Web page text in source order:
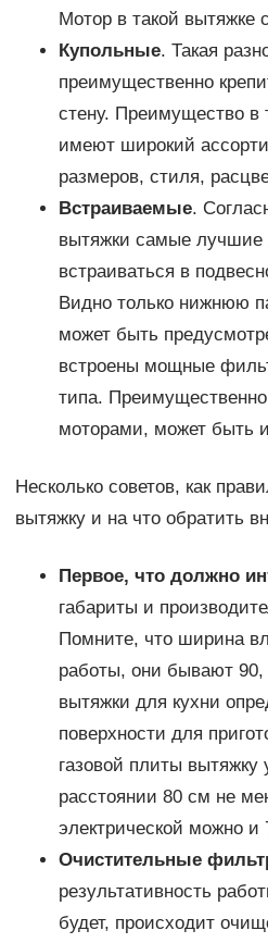
Мотор в такой вытяжке
Купольные. Такая
преимущественно
стену. Преимущество в
имеют широкий
размеров, стиля,
Встраиваемые.
вытяжки самые лучшие
встраиваться в
Видно только нижнюю
может быть
встроены мощные
типа.
моторами, может быть
Несколько советов, как
вытяжку и на что обратить
Первое, что должно
габариты и
Помните, что ширина
работы, они бывают
вытяжки для кухни
поверхности для
газовой плиты вытяжку
расстоянии 80 см не
электрической можно и
Очистительные
результативность
будет, происходит